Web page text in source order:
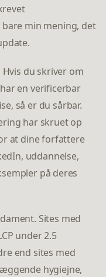
min mening, det
du skriver om
en verificerbar
så er du sårbar.
har skruet op
at dine forfattere
uddannelse,
på deres
Sites med
under 2.5
end sites med
hygiejne,